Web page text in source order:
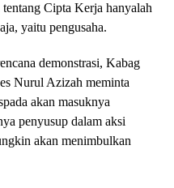
Cipta Kerja hanyalah
yaitu pengusaha.
demonstrasi, Kabag
Nurul Azizah meminta
akan masuknya
penyusup dalam aksi
akan menimbulkan